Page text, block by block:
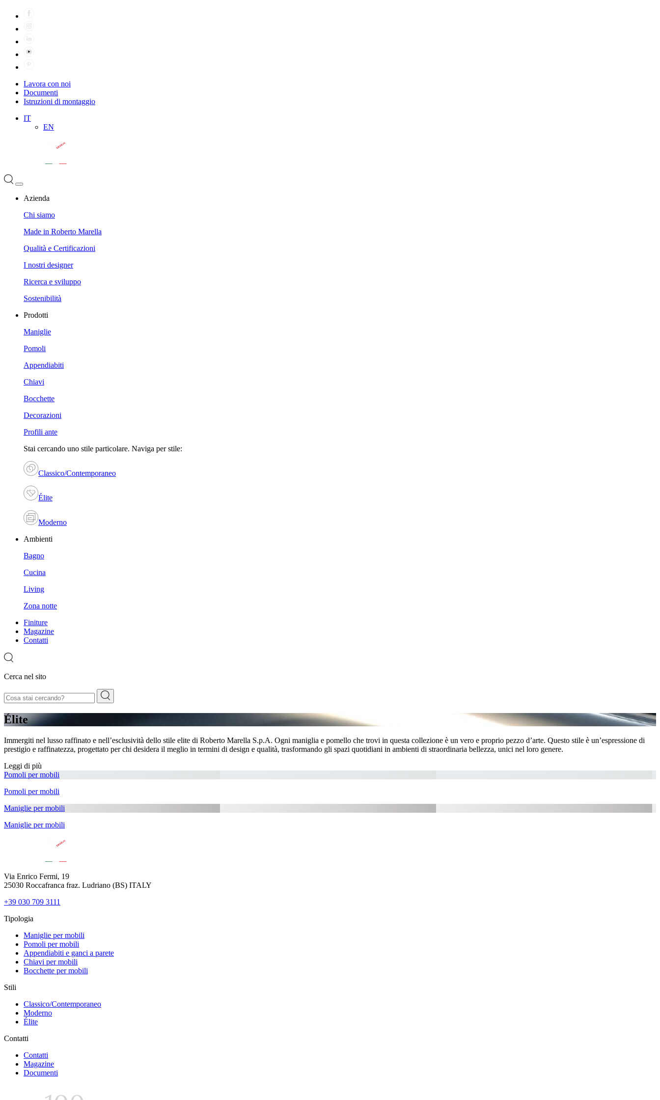
Lavora con noi
Documenti
Istruzioni di montaggio
IT
EN
Azienda
Chi siamo
Made in Roberto Marella
Qualità e Certificazioni
I nostri designer
Ricerca e sviluppo
Sostenibilità
Prodotti
Maniglie
Pomoli
Appendiabiti
Chiavi
Bocchette
Decorazioni
Profili ante
Stai cercando uno stile particolare. Naviga per stile:
Classico/Contemporaneo
Élite
Moderno
Ambienti
Bagno
Cucina
Living
Zona notte
Finiture
Magazine
Contatti
Cerca nel sito
Élite
Immergiti nel lusso raffinato e nell’esclusività dello stile elite di Roberto Marella S.p.A. Ogni maniglia e pomello che trovi in questa collezione è un vero e proprio pezzo d’arte. Questo stile è un’espressione di
prestigio e raffinatezza, progettato per chi desidera il meglio in termini di design e qualità, trasformando gli spazi quotidiani in ambienti di straordinaria bellezza, unici nel loro genere.
Leggi di più
Pomoli per mobili
Pomoli per mobili
Maniglie per mobili
Maniglie per mobili
Via Enrico Fermi, 19
25030 Roccafranca fraz. Ludriano (BS) ITALY
+39 030 709 3111
Tipologia
Maniglie per mobili
Pomoli per mobili
Appendiabiti e ganci a parete
Chiavi per mobili
Bocchette per mobili
Stili
Classico/Contemporaneo
Moderno
Élite
Contatti
Contatti
Magazine
Documenti